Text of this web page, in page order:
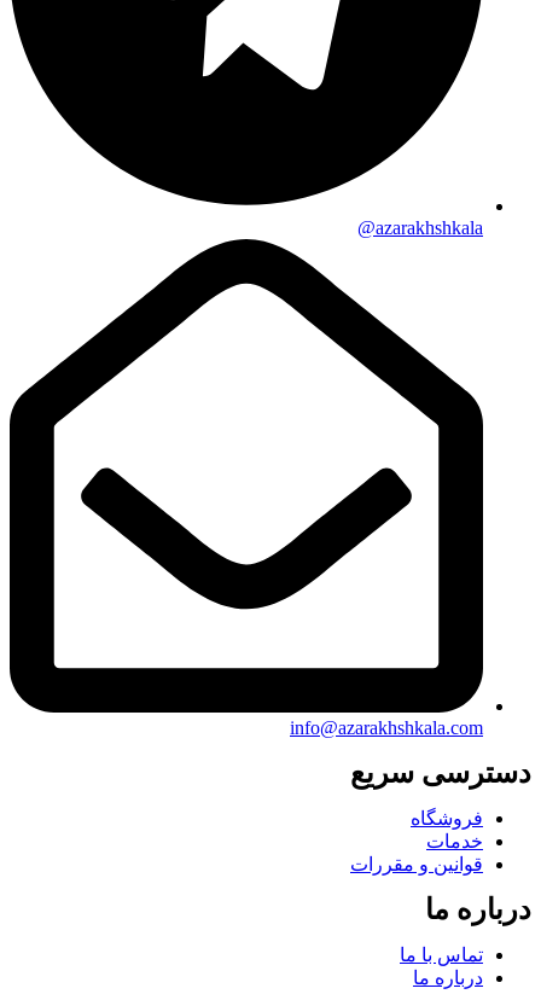
azarakhshkala@
info@azarakhshkala.com
دسترسی سریع
فروشگاه
خدمات
قوانین و مقررات
درباره ما
تماس با ما
درباره ما